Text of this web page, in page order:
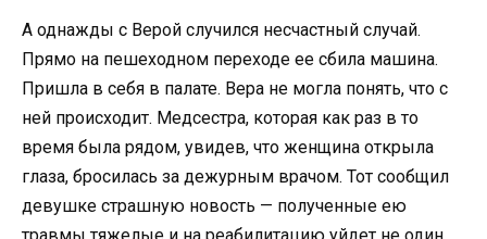
А однажды с Верой случился несчастный случай.
Прямо на пешеходном переходе ее сбила машина.
Пришла в себя в палате. Вера не могла понять, что с
ней происходит. Медсестра, которая как раз в то
время была рядом, увидев, что женщина открыла
глаза, бросилась за дежурным врачом. Тот сообщил
девушке страшную новость — полученные ею